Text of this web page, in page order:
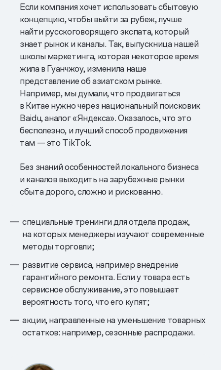
Если компания хочет использовать сбытовую
концепцию, чтобы выйти за рубеж, лучше
найти русскоговорящего экспата, который
знает рынок и каналы. Так, выпускница нашей
школы маркетинга, которая некоторое время
жила в Гуанчжоу, изменила наше
представление об азиатском рынке.
Например, мы думали, что продвигаться
в Китае нужно через национальный поисковик
Baidu, аналог «Яндекса». Оказалось, что это
бесполезно, и лучший способ продвижения
там — это TikTok.
Без знаний особенностей локального бизнеса
и каналов выходить на зарубежные рынки
сбыта дорого, сложно и рискованно.
специальные тренинги для отдела продаж,
на которых менеджеры изучают современные
методы торговли;
развитие сервиса, например внедрение
гарантийного ремонта. Если у товара есть
сервисное обслуживание, это повышает
вероятность того, что его купят;
акции, направленные на уменьшение товарных
остатков: например, сезонные распродажи.